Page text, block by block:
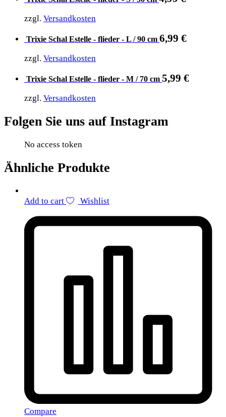
zzgl. Versandkosten
Trixie Schal Estelle - flieder - L / 90 cm 6,99 €
zzgl. Versandkosten
Trixie Schal Estelle - flieder - M / 70 cm 5,99 €
zzgl. Versandkosten
Folgen Sie uns auf Instagram
No access token
Ähnliche Produkte
Add to cart Wishlist
Compare